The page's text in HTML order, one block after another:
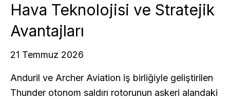
Hava Teknolojisi ve Stratejik
Avantajları
21 Temmuz 2026
Anduril ve Archer Aviation iş birliğiyle geliştirilen
Thunder otonom saldırı rotorunun askeri alandaki